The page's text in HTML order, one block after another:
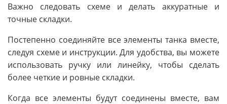
Важно следовать схеме и делать аккуратные и
точные складки.
Постепенно соединяйте все элементы танка вместе,
следуя схеме и инструкции. Для удобства, вы можете
использовать ручку или линейку, чтобы сделать
более четкие и ровные складки.
Когда все элементы будут соединены вместе, вам